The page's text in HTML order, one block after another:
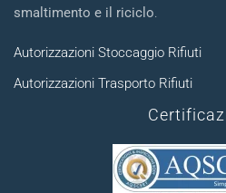
smaltimento e il riciclo.
Autorizzazioni Stoccaggio Rifiuti
Autorizzazioni Trasporto Rifiuti